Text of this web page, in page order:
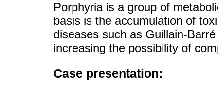
Porphyria is a group of
basis is the accumulation of
diseases such as Guillain-
increasing the possibility of
Case presentation: